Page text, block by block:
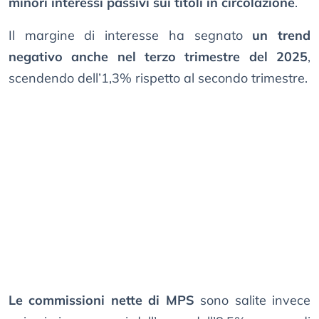
Il margine di interesse ha segnato un trend
negativo anche nel terzo trimestre del 2025,
scendendo dell’1,3% rispetto al secondo trimestre.
Le commissioni nette di MPS sono salite invece